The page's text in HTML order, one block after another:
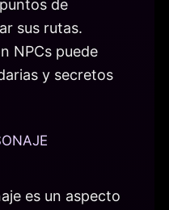
de
sus rutas.
NPCs puede
y secretos
es un aspecto